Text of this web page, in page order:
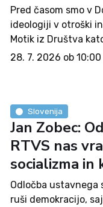
Pred časom smo v
ideologiji v otroški
Motik iz Društva
Grgat iz Hrvaškega
28. 7. 2026 ob 10:00
Slovenija
Jan Zobec:
RTVS nas
socializma in
Odločba ustavnega
ruši demokracijo,